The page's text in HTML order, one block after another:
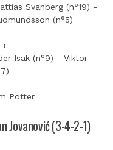
Svanberg (n°19) -
(n°5)
:
Isak (n°9) - Viktor
Potter
Jovanović (3-4-2-1)